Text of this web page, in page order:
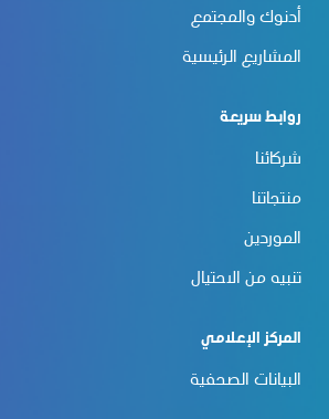
أدنوك والمجتمع
المشاريع الرئيسية
روابط سريعة
شركائنا
منتجاتنا
الموردين
تنبيه من الاحتيال
المركز الإعلامي
البيانات الصحفية